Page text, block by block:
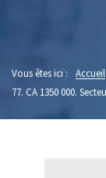
Vous êtes ici : Accueil
77. CA 1350 000.